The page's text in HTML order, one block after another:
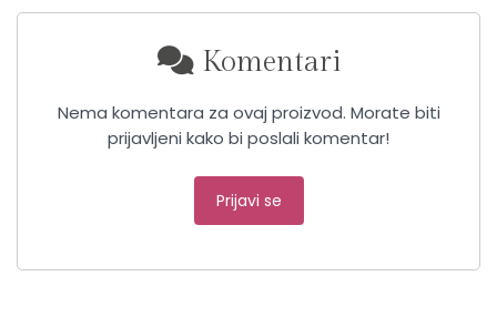
Komentari
Nema komentara za ovaj proizvod. Morate biti
prijavljeni kako bi poslali komentar!
Prijavi se